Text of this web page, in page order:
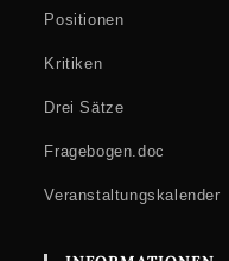
Positionen
Kritiken
Drei Sätze
Fragebogen.doc
Veranstaltungskalender